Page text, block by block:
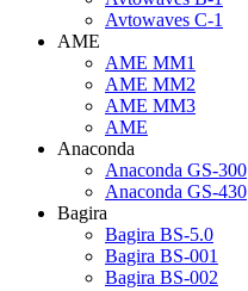
Avtowaves C-1
AME
AME MM1
AME MM2
AME MM3
AME
Anaconda
Anaconda GS-300
Anaconda GS-430
Bagira
Bagira BS-5.0
Bagira BS-001
Bagira BS-002